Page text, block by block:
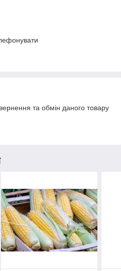
та обмін даного товару